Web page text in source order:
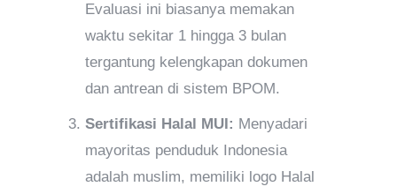
Evaluasi ini biasanya memakan
waktu sekitar 1 hingga 3 bulan
tergantung kelengkapan dokumen
dan antrean di sistem BPOM.
Sertifikasi Halal MUI: Menyadari
mayoritas penduduk Indonesia
adalah muslim, memiliki logo Halal